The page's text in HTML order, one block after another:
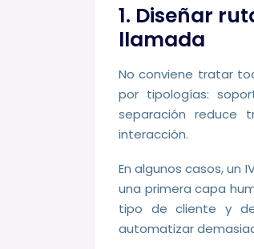
1. Diseñar
llamada
No conviene tratar
por tipologías:
separación reduce
interacción.
En algunos casos, un
una primera capa
tipo de cliente y
automatizar